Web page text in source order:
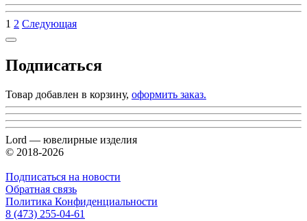
1 2 Следующая
Подписаться
Товар добавлен в корзину, оформить заказ.
Lord — ювелирные изделия
© 2018-2026
Подписаться на новости
Обратная связь
Политика Конфиденциальности
8 (473) 255-04-61